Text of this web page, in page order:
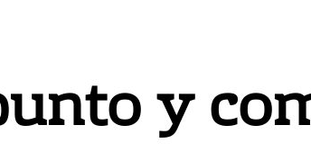
y